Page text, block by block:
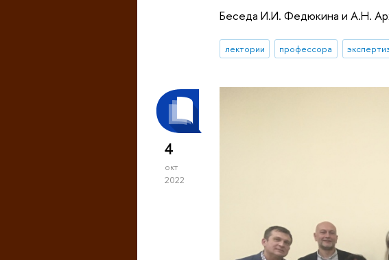
Беседа И.И. Федюкина и А.Н.
лектории профессора
4
окт
2022